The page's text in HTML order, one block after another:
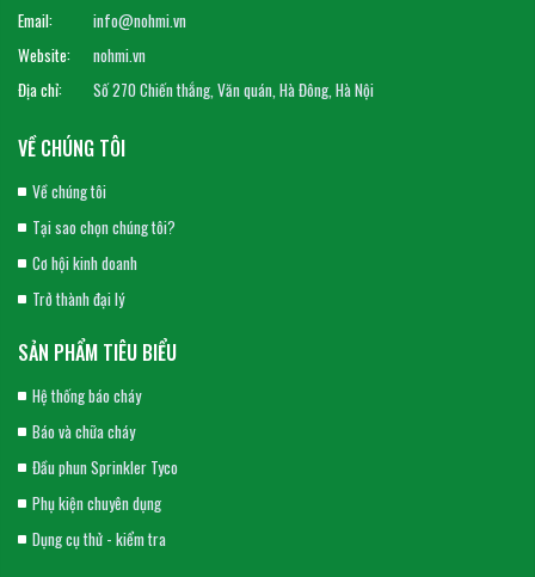
Email:
info@nohmi.vn
Website:
nohmi.vn
Địa chỉ:
Số 270 Chiến thắng, Văn quán, Hà Đông, Hà Nội
VỀ CHÚNG TÔI
Về chúng tôi
Tại sao chọn chúng tôi?
Cơ hội kinh doanh
Trở thành đại lý
SẢN PHẨM TIÊU BIỂU
Hệ thống báo cháy
Báo và chữa cháy
Đầu phun Sprinkler Tyco
Phụ kiện chuyên dụng
Dụng cụ thử - kiểm tra